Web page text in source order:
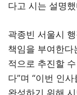
다고 시는 설명
곽종빈 서울시
책임을 부여한다
적으로 추진할
다”며 “이번 인
완성하기 위해